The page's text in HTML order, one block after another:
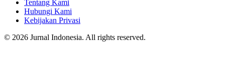
Tentang Kami
Hubungi Kami
Kebijakan Privasi
© 2026 Jurnal Indonesia. All rights reserved.